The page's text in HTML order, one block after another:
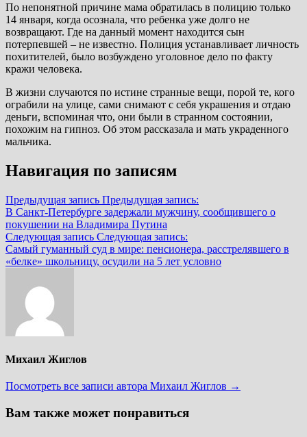
По непонятной причине мама обратилась в полицию только
14 января, когда осознала, что ребенка уже долго не
возвращают. Где на данный момент находится сын
потерпевшей – не известно. Полиция устанавливает личность
похитителей, было возбуждено уголовное дело по факту
кражи человека.
В жизни случаются по истине странные вещи, порой те, кого
ограбили на улице, сами снимают с себя украшения и отдаю
деньги, вспоминая что, они были в странном состоянии,
похожим на гипноз. Об этом рассказала и мать украденного
мальчика.
Навигация по записям
Предыдущая запись Предыдущая запись:
В Санкт-Петербурге задержали мужчину, сообщившего о
покушении на Владимира Путина
Следующая запись Следующая запись:
Самый гуманный суд в мире: пенсионера, расстрелявшего в
«белке» школьницу, осудили на 5 лет условно
Михаил Жиглов
Посмотреть все записи автора Михаил Жиглов →
Вам также может понравиться